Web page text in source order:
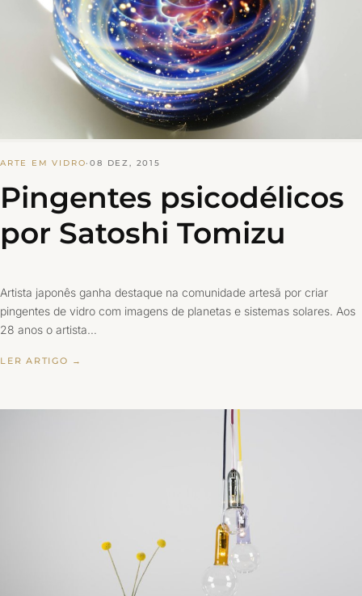
ARTE EM VIDRO·08 DEZ, 2015
Pingentes psicodélicos
por Satoshi Tomizu
Artista japonês ganha destaque na comunidade artesã por criar
pingentes de vidro com imagens de planetas e sistemas solares. Aos
28 anos o artista…
LER ARTIGO →